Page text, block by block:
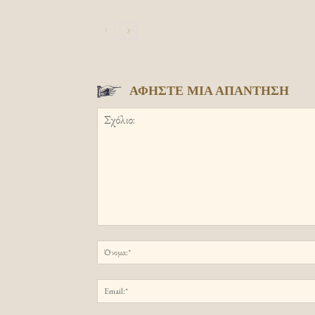
ΑΦΗΣΤΕ ΜΙΑ ΑΠΑΝΤΗΣΗ